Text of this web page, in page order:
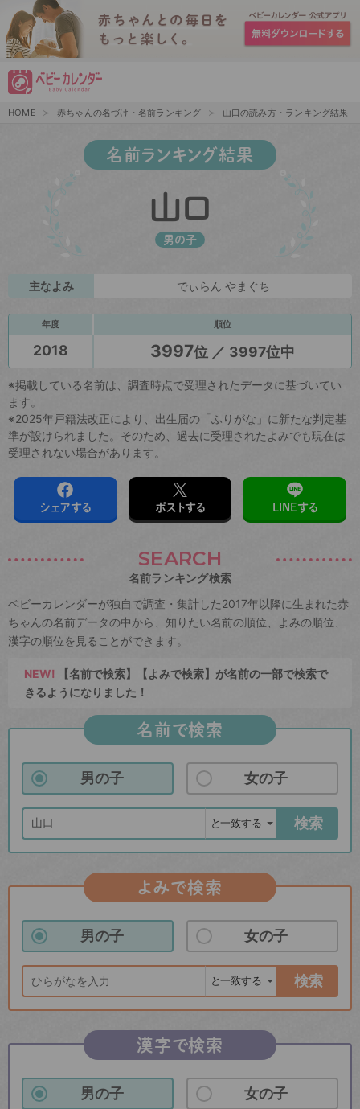
HOME 赤ちゃんの名づけ・名前ランキング 山口の読み方・ランキング結果
名前ランキング結果
山口
男の子
主なよみ でぃらん やまぐち
年度 順位
2018 3997位 ／ 3997位中
※掲載している名前は、調査時点で受理されたデータに基づいてい
ます。
※2025年戸籍法改正により、出生届の「ふりがな」に新たな判定基
準が設けられました。そのため、過去に受理されたよみでも現在は
受理されない場合があります。
シェアする ポストする LINEする
SEARCH
名前ランキング検索
ベビーカレンダーが独自で調査・集計した2017年以降に生まれた赤
ちゃんの名前データの中から、知りたい名前の順位、よみの順位、
漢字の順位を見ることができます。
NEW! 【名前で検索】【よみで検索】が名前の一部で検索で
きるようになりました！
名前で検索
男の子 女の子
検索
よみで検索
男の子 女の子
検索
漢字で検索
男の子 女の子